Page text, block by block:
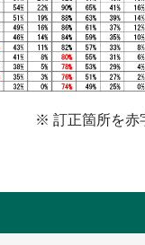
※ 訂正箇所を赤